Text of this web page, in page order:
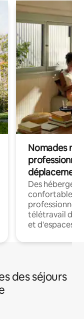
Nomades
déplacement
Des
confortables
professionnels
télétravail
et d'espaces
des séjours